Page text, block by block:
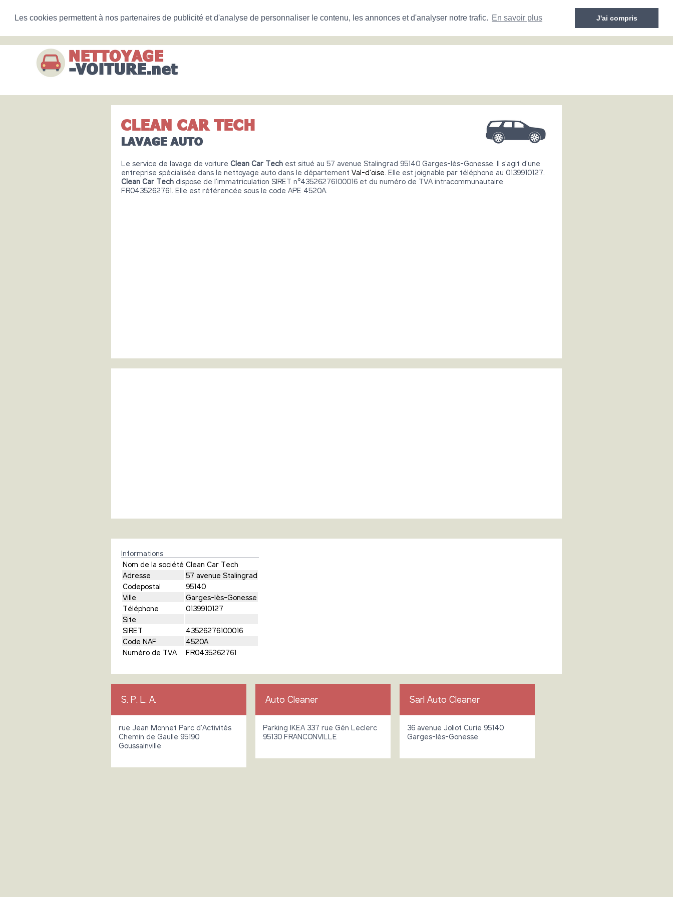
Les cookies permettent à nos partenaires de publicité et d'analyse de personnaliser le contenu, les annonces et d'analyser notre trafic. En savoir plus J'ai compris
CLEAN CAR TECH
LAVAGE AUTO
Le service de lavage de voiture Clean Car Tech est situé au 57 avenue Stalingrad 95140 Garges-lès-Gonesse. Il s'agit d'une
entreprise spécialisée dans le nettoyage auto dans le département Val-d'oise . Elle est joignable par téléphone au 0139910127.
Clean Car Tech dispose de l'immatriculation SIRET n°43526276100016 et du numéro de TVA intracommunautaire
FR0435262761. Elle est référencée sous le code APE 4520A.
Informations
Nom de la société Clean Car Tech
Adresse
57 avenue Stalingrad
Codepostal
95140
Ville
Garges-lès-Gonesse
Téléphone
0139910127
Site
SIRET
43526276100016
Code NAF
4520A
Numéro de TVA
FR0435262761
S. P. L. A.
rue Jean Monnet Parc d'Activités
Chemin de Gaulle 95190
Goussainville
Auto Cleaner
Parking IKEA 337 rue Gén Leclerc
95130 FRANCONVILLE
Sarl Auto Cleaner
36 avenue Joliot Curie 95140
Garges-lès-Gonesse